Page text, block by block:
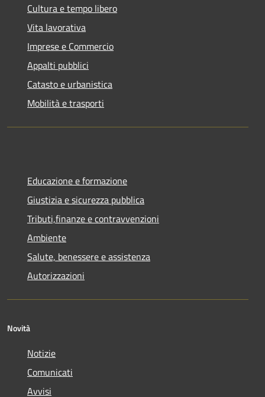
Cultura e tempo libero
Vita lavorativa
Imprese e Commercio
Appalti pubblici
Catasto e urbanistica
Mobilità e trasporti
Educazione e formazione
Giustizia e sicurezza pubblica
Tributi,finanze e contravvenzioni
Ambiente
Salute, benessere e assistenza
Autorizzazioni
Novità
Notizie
Comunicati
Avvisi